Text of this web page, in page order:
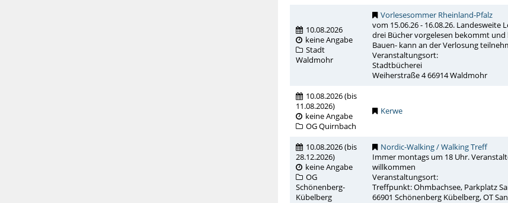
10.08.2026
keine Angabe
Stadt
Waldmohr
Vorlesesommer Rheinland-Pfalz
vom 15.06.26 - 16.08.26.
drei Bücher vorgelesen bekommt
Bauen- kann an der Verlosung
Veranstaltungsort:
Stadtbücherei
Weiherstraße 4 66914 Waldmohr
10.08.2026(bis
11.08.2026)
keine Angabe
OG Quirnbach
Kerwe
10.08.2026(bis
28.12.2026)
keine Angabe
OG
Schönenberg-
Kübelberg
Nordic-Walking / Walking Treff
Immer montags um 18 Uhr.
willkommen
Veranstaltungsort:
Treffpunkt: Ohmbachsee, Parkplatz
66901 Schönenberg Kübelberg, OT